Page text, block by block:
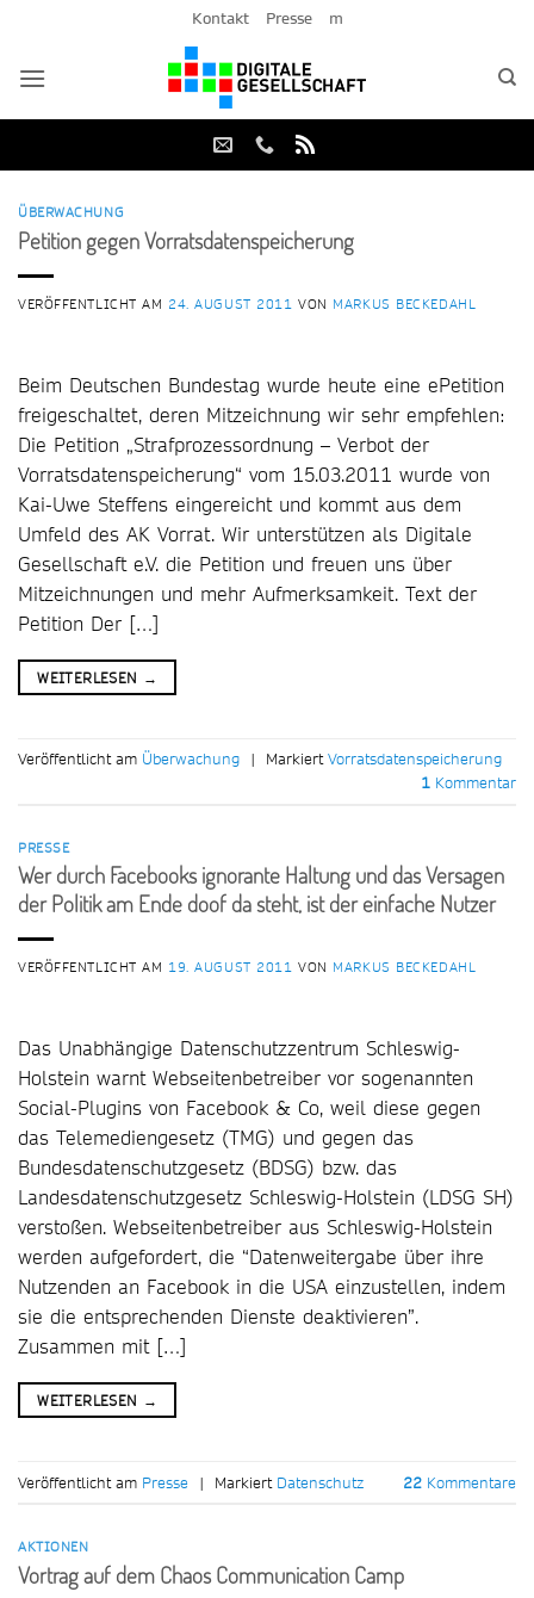
springen
Kontakt Presse m
ÜBERWACHUNG
Petition gegen Vorratsdatenspeicherung
VERÖFFENTLICHT AM 24. AUGUST 2011 VON MARKUS BECKEDAHL
Beim Deutschen Bundestag wurde heute eine ePetition
freigeschaltet, deren Mitzeichnung wir sehr empfehlen:
Die Petition „Strafprozessordnung – Verbot der
Vorratsdatenspeicherung“ vom 15.03.2011 wurde von
Kai-Uwe Steffens eingereicht und kommt aus dem
Umfeld des AK Vorrat. Wir unterstützen als Digitale
Gesellschaft e.V. die Petition und freuen uns über
Mitzeichnungen und mehr Aufmerksamkeit. Text der
Petition Der […]
WEITERLESEN →
Veröffentlicht am Überwachung | MarkiertVorratsdatenspeicherung
1 Kommentar
PRESSE
Wer durch Facebooks ignorante Haltung und das Versagen
der Politik am Ende doof da steht, ist der einfache Nutzer
VERÖFFENTLICHT AM 19. AUGUST 2011 VON MARKUS BECKEDAHL
Das Unabhängige Datenschutzzentrum Schleswig-
Holstein warnt Webseitenbetreiber vor sogenannten
Social-Plugins von Facebook & Co, weil diese gegen
das Telemediengesetz (TMG) und gegen das
Bundesdatenschutzgesetz (BDSG) bzw. das
Landesdatenschutzgesetz Schleswig-Holstein (LDSG SH)
verstoßen. Webseitenbetreiber aus Schleswig-Holstein
werden aufgefordert, die “Datenweitergabe über ihre
Nutzenden an Facebook in die USA einzustellen, indem
sie die entsprechenden Dienste deaktivieren”.
Zusammen mit […]
WEITERLESEN →
Veröffentlicht am Presse | Markiert Datenschutz 22 Kommentare
AKTIONEN
Vortrag auf dem Chaos Communication Camp